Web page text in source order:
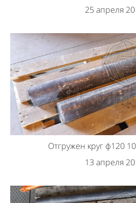
25 апреля
Отгружен круг ф120
13 апреля